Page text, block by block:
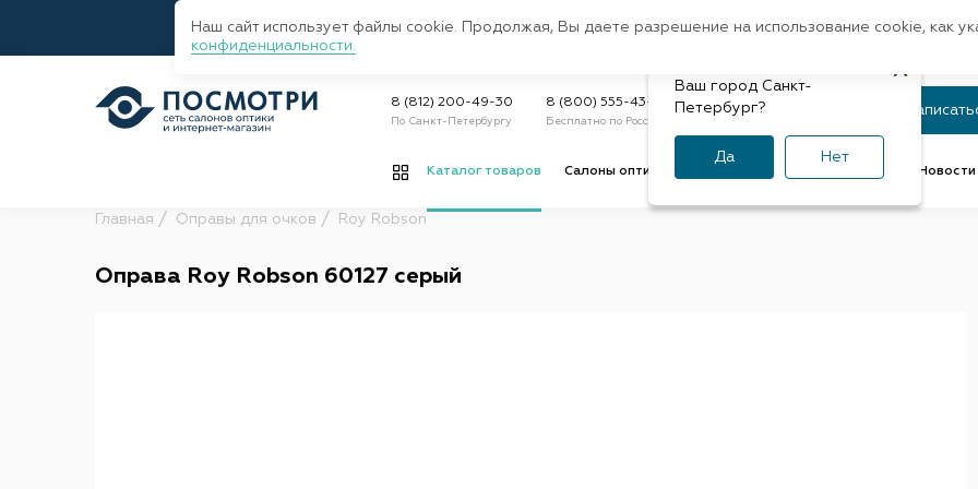
Регион:Санкт-Петербург Быстрая
8 (812) 200-49-30
По Санкт-Петербургу
8 (800) 555-43-47
Бесплатно по России
Статус заказа
Каталог товаров Салоны оптики Новости
Главная Оправы для очков Roy Robson
Оправа Roy Robson 60127 серый
Ваш город Санкт-
Петербург?
Да Нет
Наш сайт использует файлы cookie. Продолжая, Вы даете разрешение на использование cookie, как
конфиденциальности.